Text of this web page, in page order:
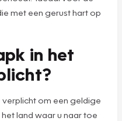
met een gerust hart op
in het
verplicht om een geldige
land waar u naar toe